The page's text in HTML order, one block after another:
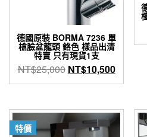
德國原裝 BORMA 7236 單
槍臉盆龍頭 鉻色 樣品出清
特賣 只有現貨1支
NT$25,000 原
始
格：
NT$25,000。
NT$10,500目
前
格：
特價